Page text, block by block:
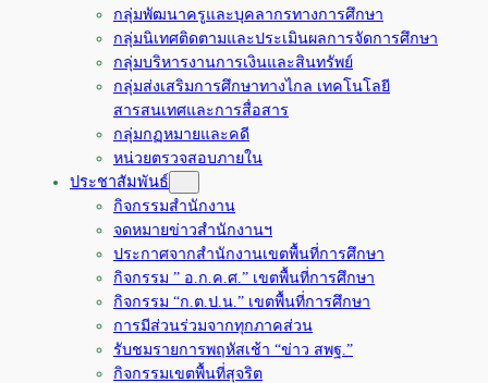
กลุ่มพัฒนาครูและบุคลากรทางการศึกษา
กลุ่มนิเทศติดตามและประเมินผลการจัดการศึกษา
กลุ่มบริหารงานการเงินและสินทรัพย์
กลุ่มส่งเสริมการศึกษาทางไกล เทคโนโลยี
สารสนเทศและการสื่อสาร
กลุ่มกฏหมายและคดี
หน่วยตรวจสอบภายใน
ประชาสัมพันธ์
กิจกรรมสำนักงาน
จดหมายข่าวสำนักงานฯ
ประกาศจากสำนักงานเขตพื้นที่การศึกษา
กิจกรรม ” อ.ก.ค.ศ.” เขตพื้นที่การศึกษา
กิจกรรม “ก.ต.ป.น.” เขตพื้นที่การศึกษา
การมีส่วนร่วมจากทุกภาคส่วน
รับชมรายการพฤหัสเช้า “ข่าว สพฐ.”
กิจกรรมเขตพื้นที่สุจริต